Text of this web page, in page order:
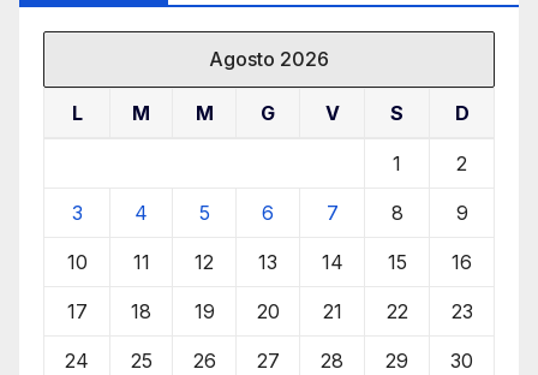
Agosto 2026
L M M G V S D
1 2
3 4 5 6 7 8 9
10 11 12 13 14 15 16
17 18 19 20 21 22 23
24 25 26 27 28 29 30